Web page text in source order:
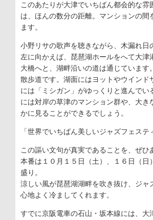
このあたりが大津でいちばん都会的な
は、ほんの数分の距離。マンションの
ます。
小野リサの歌声を聴きながら、木漏れ
左に向かえば、琵琶湖ホールをへて大
大橋へと、湖畔沿いの道は通じていま
散歩道です。湖面にはヨットやウイン
には「ミシガン」がゆっくりと進んで
には対岸の草津のマンション群や、大
かに見ることができるでしょう。
「世界でいちばん美しいジャズフェステ
この謳い文句が真実であることを、ぜ
本番は１０月１５日（土）、１６日（日
盛り。
涼しい風が琵琶湖湖畔を吹き抜け、ジャ
心地よく冷ましてくれます。
すでに京阪電車の石山・坂本線には、大